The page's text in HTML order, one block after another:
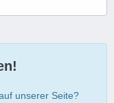
unserer Seite?